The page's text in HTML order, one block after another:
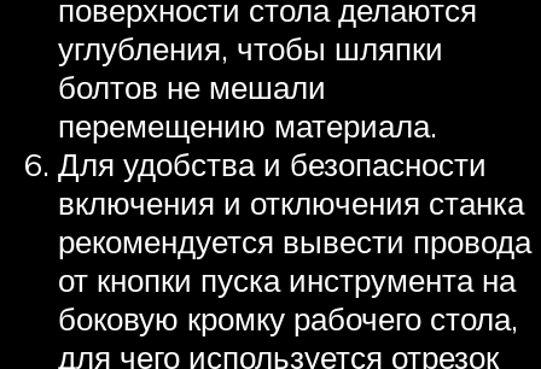
поверхности стола делаются
углубления, чтобы шляпки
болтов не мешали
перемещению материала.
Для удобства и безопасности
включения и отключения станка
рекомендуется вывести провода
от кнопки пуска инструмента на
боковую кромку рабочего стола,
для чего используется отрезок